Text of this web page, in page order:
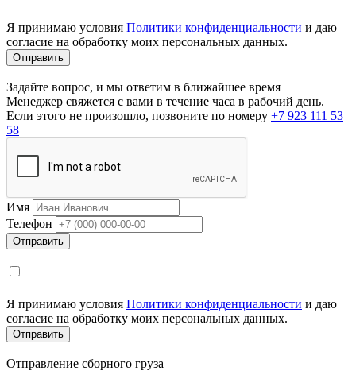
Я принимаю условия Политики конфиденциальности и даю
согласие на обработку моих персональных данных.
Задайте вопрос, и мы ответим в ближайшее время
Менеджер свяжется с вами в течение часа в рабочий день.
Если этого не произошло, позвоните по номеру +7 923 111 53
58
Имя
Телефон
Я принимаю условия Политики конфиденциальности и даю
согласие на обработку моих персональных данных.
Отправление сборного груза